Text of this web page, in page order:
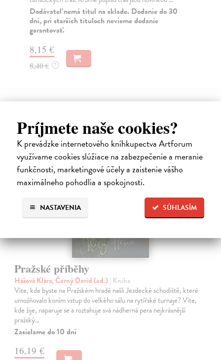
Príjmete naše cookies?
K prevádzke internetového kníhkupectva Artforum
využívame cookies slúžiace na zabezpečenie a meranie
funkčnosti, marketingové účely a zaistenie vášho
maximálneho pohodlia a spokojnosti.
SÚHLASÍM
NASTAVENIA
Dodávateľ nemá titul na sklade. Dodanie do 30
dní, pri starších tituloch nevieme dodanie
garantovať.
8,15 €
8,40 € ?
Ďalšie z kategórie sprievodcovia
Pražské příběhy
Hášová Klára, Černý David (ed.)| Kniha
Víte, kde byste na Pražském hradě našli Jezdecké schodiště, které
umožňovalo koním vstup do velkého sálu na rytířské turnaje? Víte,
kde žije, naparuje se a roztahuje svá nádherná pera nejkrásnější
pražský…
Zasielame do 10 dní
16,19 €